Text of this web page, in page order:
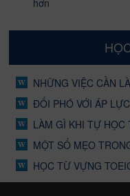
hơn
NHỮNG VIỆC CẦN
ĐỐI PHÓ VỚI ÁP
LÀM GÌ KHI TỰ HỌC
MỘT SỐ MẸO
HỌC TỪ VỰNG